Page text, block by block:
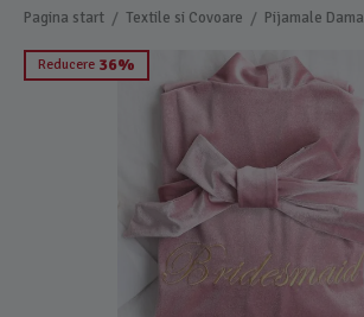
Pagina start / Textile si Covoare / Pijamale Dama
Reducere 36%